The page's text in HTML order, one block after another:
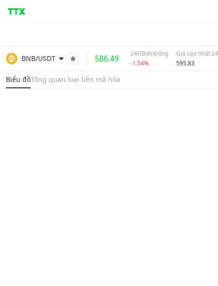
BNB/USDT 586.49
24HBiếnĐộng
-1.54%
Giá cao nhất
595.83
Biểu đồTổng quan loại tiền mã hóa